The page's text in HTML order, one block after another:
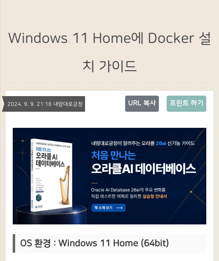
Windows 11 Home에 Docker 설
치 가이드
2024. 9. 9. 21:16 내맘대로긍정 프린트 하기
URL 복사
OS 환경 : Windows 11 Home (64bit)